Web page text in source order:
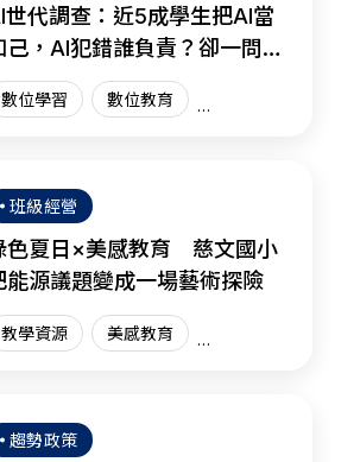
世代調查：近5成學生把AI當
己，AI犯錯誰負責？卻一問三
知
數位學習 數位教育
班級經營
色夏日×美感教育 慈文國小
能源議題變成一場藝術探險
教學資源 美感教育
趨勢政策